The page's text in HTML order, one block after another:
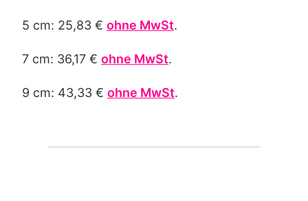
5 cm: 25,83 € ohne MwSt.
7 cm: 36,17 € ohne MwSt.
9 cm: 43,33 € ohne MwSt.